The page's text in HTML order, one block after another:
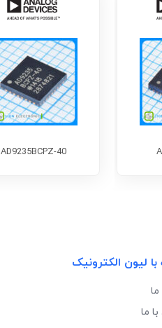
AD9235BCPZ-40
با لیون الکترونیک
ما
ما